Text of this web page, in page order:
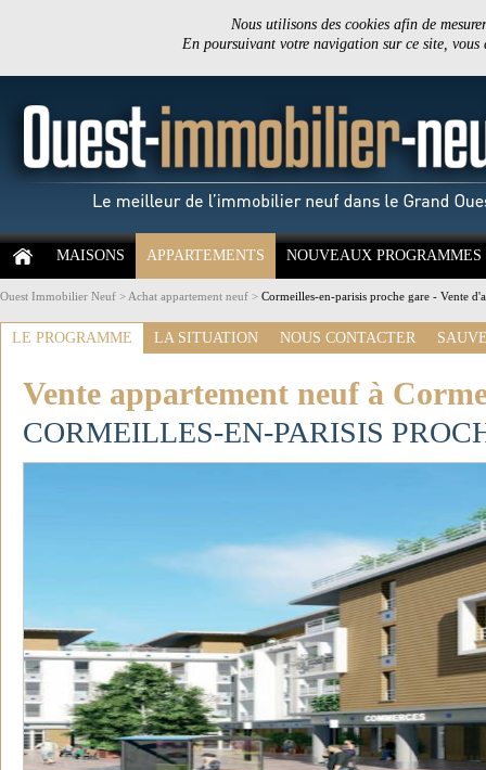
Nous utilisons des cookies afin de
En poursuivant votre navigation sur ce site,
MAISONS APPARTEMENTS NOUVEAUX PROGRAMMES
Ouest Immobilier Neuf > Achat appartement neuf > Cormeilles-en-parisis proche gare - Vente
LE PROGRAMME LA SITUATION NOUS CONTACTER
Vente appartement neuf à
CORMEILLES-EN-PARISIS